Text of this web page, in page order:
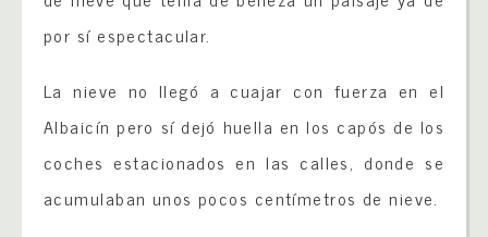
por sí espectacular.
La nieve no llegó a cuajar con fuerza en el
Albaicín pero sí dejó huella en los capós de los
coches estacionados en las calles, donde se
acumulaban unos pocos centímetros de nieve.